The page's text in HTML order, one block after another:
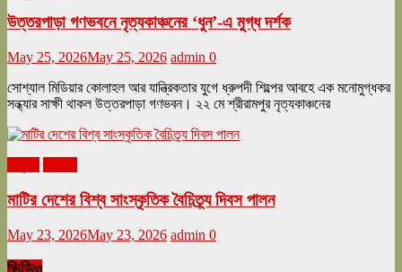
উত্তরপাড়া গণভবনে নৃত্যকাঞ্চনের ‘ধুন’-এ মুগ্ধ দর্শক
May 25, 2026May 25, 2026 admin 0
সোশ্যাল মিডিয়ার কোলাহল আর যান্ত্রিকতার যুগে ধ্রুপদী শিল্পের আবহে এক মনোমুগ্ধকর
সন্ধ্যার সাক্ষী থাকল উত্তরপাড়া গণভবন। ২২ মে শ্রীরামপুর নৃত্যকাঞ্চনের
মাটির দেশের বিশ্ব সাংস্কৃতিক বৈচিত্র্য দিবস পালন
May 23, 2026May 23, 2026 admin 0